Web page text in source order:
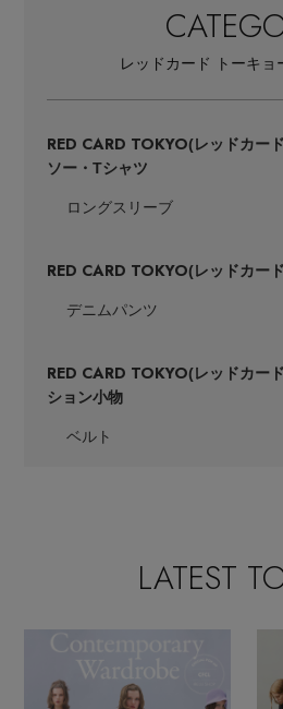
レッドカード トーキョ
RED CARD TOKYO(レッドカー
ソー・Tシャツ
ロングスリーブ
RED CARD TOKYO(レッドカー
デニムパンツ
RED CARD TOKYO(レッドカー
ション小物
ベルト
LATEST